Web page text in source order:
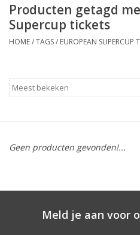
Italie
Producten getagd
Supercup tickets
HOME/TAGS/ EUROPEAN SUPERCUP
Geen producten gevonden!...
Meld je aan voor